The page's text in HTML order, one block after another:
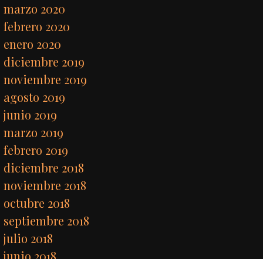
marzo 2020
febrero 2020
enero 2020
diciembre 2019
noviembre 2019
agosto 2019
junio 2019
marzo 2019
febrero 2019
diciembre 2018
noviembre 2018
octubre 2018
septiembre 2018
julio 2018